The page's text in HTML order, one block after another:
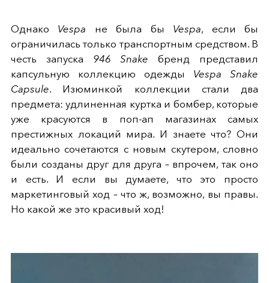
Однако Vespa не была бы Vespa, если бы
ограничилась только транспортным средством. В
честь запуска 946 Snake бренд представил
капсульную коллекцию одежды Vespa Snake
Capsule. Изюминкой коллекции стали два
предмета: удлиненная куртка и бомбер, которые
уже красуются в поп-ап магазинах самых
престижных локаций мира. И знаете что? Они
идеально сочетаются с новым скутером, словно
были созданы друг для друга – впрочем, так оно
и есть. И если вы думаете, что это просто
маркетинговый ход – что ж, возможно, вы правы.
Но какой же это красивый ход!